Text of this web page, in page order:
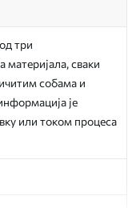
три
материјала, сваки
собама и
је
или током процеса